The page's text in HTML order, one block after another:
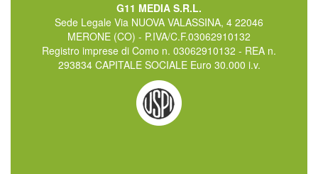
G11 MEDIA S.R.L.
Sede Legale Via NUOVA VALASSINA, 4 22046
MERONE (CO) - P.IVA/C.F.03062910132
Registro imprese di Como n. 03062910132 - REA n.
293834 CAPITALE SOCIALE Euro 30.000 i.v.